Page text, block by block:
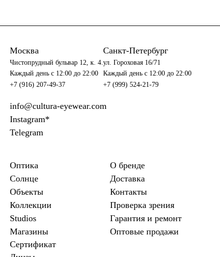
Москва
Чистопрудный бульвар 12, к. 4.
Каждый день c 12:00 до 22:00
+7 (916) 207-49-37
Санкт-Петербург
ул. Гороховая 16/71
Каждый день c 12:00 до 22:00
+7 (999) 524-21-79
info@cultura-eyewear.com
Instagram*
Telegram
Оптика
Солнце
Объекты
Коллекции
Studios
Магазины
Сертификат
О бренде
Доставка
Контакты
Проверка зрения
Гарантия и ремонт
Оптовые продажи